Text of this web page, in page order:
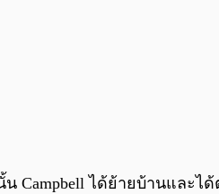
Campbell ได้ย้ายบ้านและไ